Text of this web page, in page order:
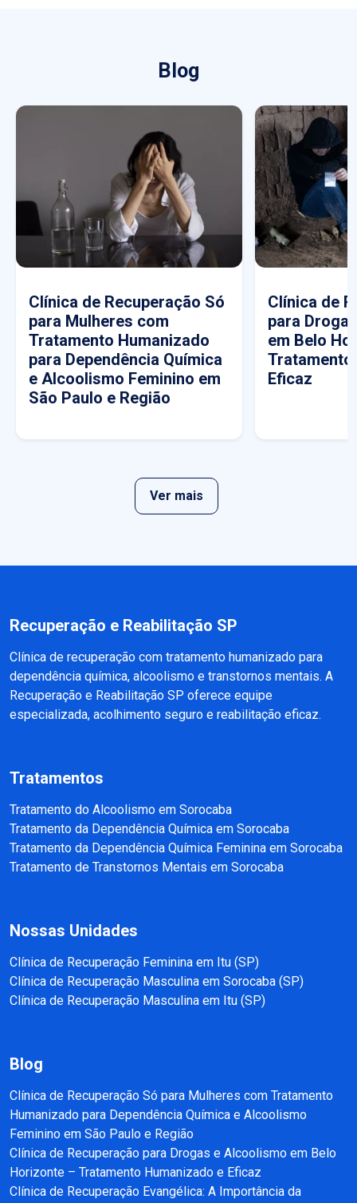
Blog
Clínica de Recuperação Só
para Mulheres com
Tratamento Humanizado
para Dependência Química
e Alcoolismo Feminino em
São Paulo e Região
Clínica de
para
em Belo
Tratamento
Eficaz
Ver mais
Recuperação e Reabilitação SP
Clínica de recuperação com tratamento humanizado para
dependência química, alcoolismo e transtornos mentais. A
Recuperação e Reabilitação SP oferece equipe
especializada, acolhimento seguro e reabilitação eficaz.
Tratamentos
Tratamento do Alcoolismo em Sorocaba
Tratamento da Dependência Química em Sorocaba
Tratamento da Dependência Química Feminina em Sorocaba
Tratamento de Transtornos Mentais em Sorocaba
Nossas Unidades
Clínica de Recuperação Feminina em Itu (SP)
Clínica de Recuperação Masculina em Sorocaba (SP)
Clínica de Recuperação Masculina em Itu (SP)
Blog
Clínica de Recuperação Só para Mulheres com Tratamento
Humanizado para Dependência Química e Alcoolismo
Feminino em São Paulo e Região
Clínica de Recuperação para Drogas e Alcoolismo em Belo
Horizonte – Tratamento Humanizado e Eficaz
Clínica de Recuperação Evangélica: A Importância da